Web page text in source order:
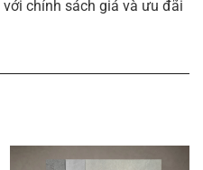
với chính sách giá và ưu đãi